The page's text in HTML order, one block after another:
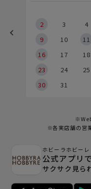
2
3 4
9
10 11
16
17 18
23
24 25
30
31
※各実店舗の営
ホビーラホビーレ
公式アプリ
サクサク見ら